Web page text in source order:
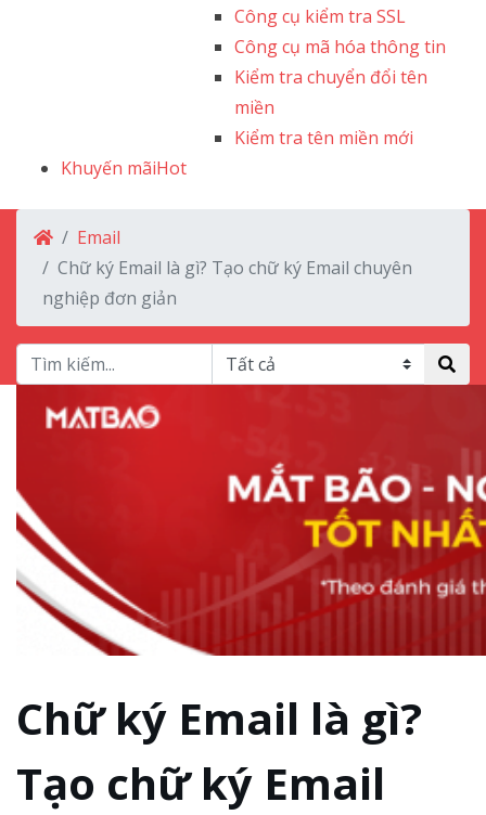
Công cụ kiểm tra SSL
Công cụ mã hóa thông tin
Kiểm tra chuyển đổi tên
miền
Kiểm tra tên miền mới
Khuyến mãiHot
Email
Chữ ký Email là gì? Tạo chữ ký Email chuyên
nghiệp đơn giản
Chữ ký Email là gì?
Tạo chữ ký Email